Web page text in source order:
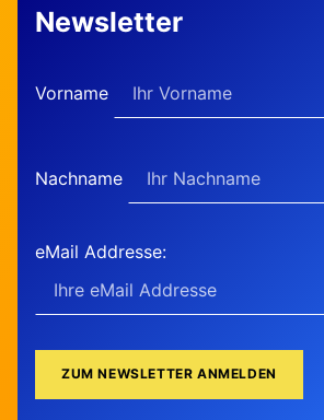
Newsletter
Vorname
Nachname
eMail Addresse: